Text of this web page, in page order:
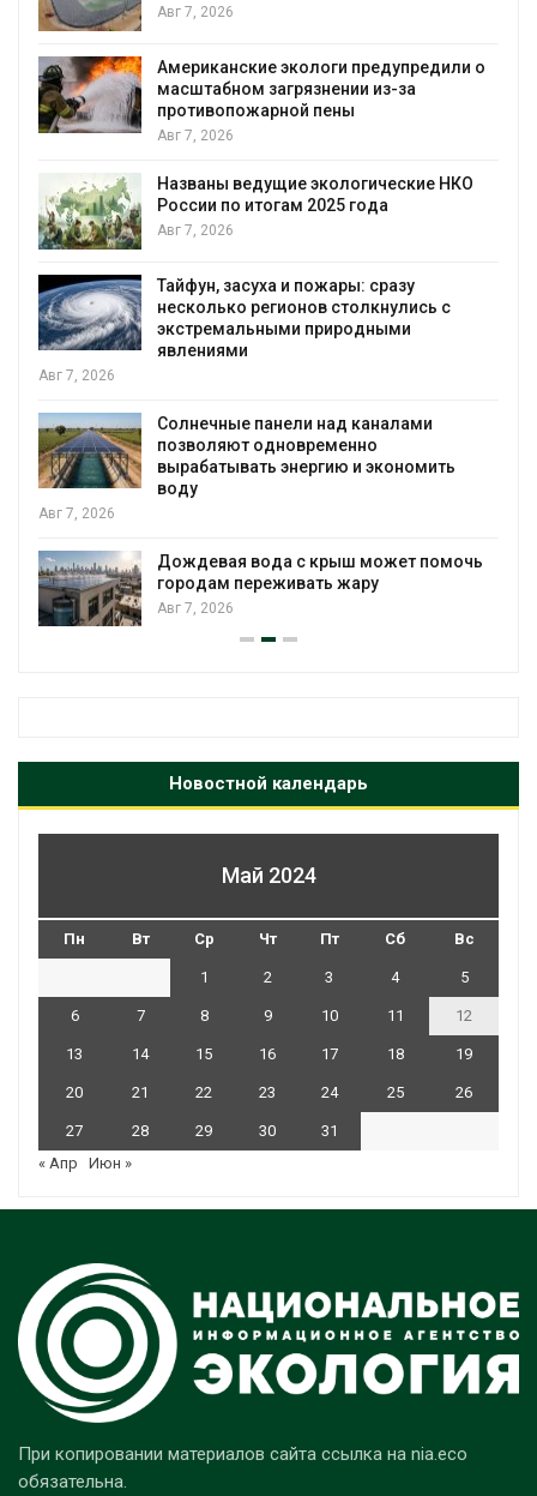
Авг 7, 2026
Американские экологи предупредили о
масштабном загрязнении из-за
противопожарной пены
Авг 7, 2026
Названы ведущие экологические НКО
России по итогам 2025 года
Авг 7, 2026
Тайфун, засуха и пожары: сразу
несколько регионов столкнулись с
экстремальными природными
явлениями
Авг 7, 2026
Солнечные панели над каналами
позволяют одновременно
вырабатывать энергию и экономить
воду
Авг 7, 2026
Дождевая вода с крыш может помочь
городам переживать жару
Авг 7, 2026
Новостной календарь
Май 2024
Пн Вт Ср Чт Пт Сб Вс
1 2 3 4 5
6 7 8 9 10 11 12
13 14 15 16 17 18 19
20 21 22 23 24 25 26
27 28 29 30
31
« Апр
Июн »
При копировании материалов сайта ссылка на nia.eco
обязательна.